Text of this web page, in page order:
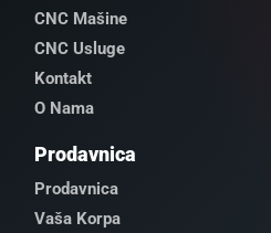
CNC Mašine
CNC Usluge
Kontakt
O Nama
Prodavnica
Prodavnica
Vaša Korpa